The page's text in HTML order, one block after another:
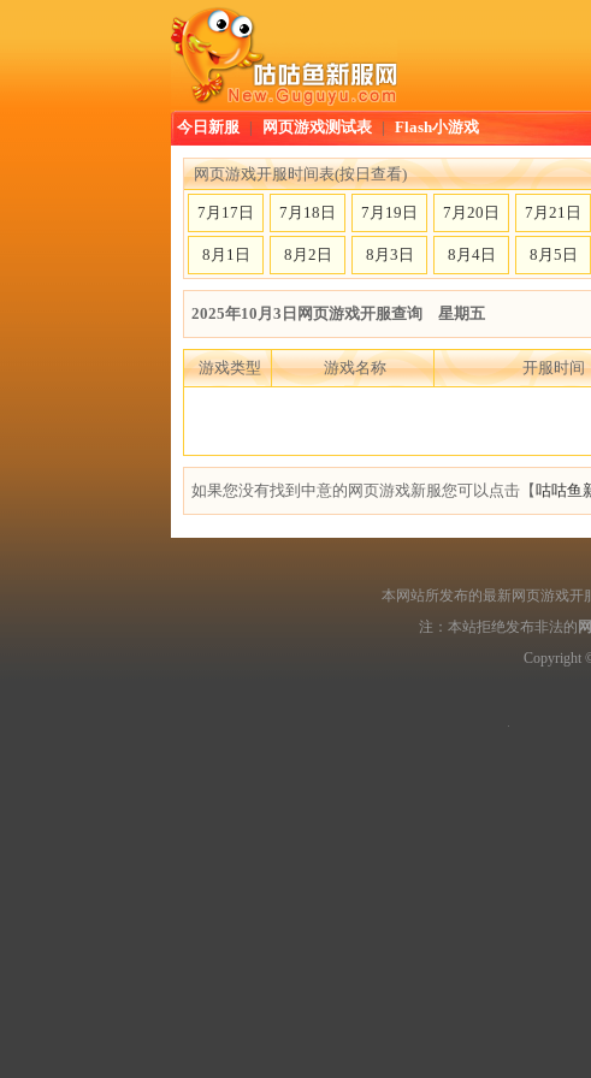
今日新服 | 网页游戏测试表 | Flash小游戏
网页游戏开服时间表(按日查看)
7月17日 7月18日 7月19日 7月20日 7月21日
8月1日 8月2日 8月3日 8月4日 8月5日
2025年10月3日网页游戏开服查询 星期五
游戏类型 游戏名称 开服时间
如果您没有找到中意的网页游戏新服您可以点击【咕咕鱼
本网站所发布的最新网页游戏开
注：本站拒绝发布非法的
Copyright